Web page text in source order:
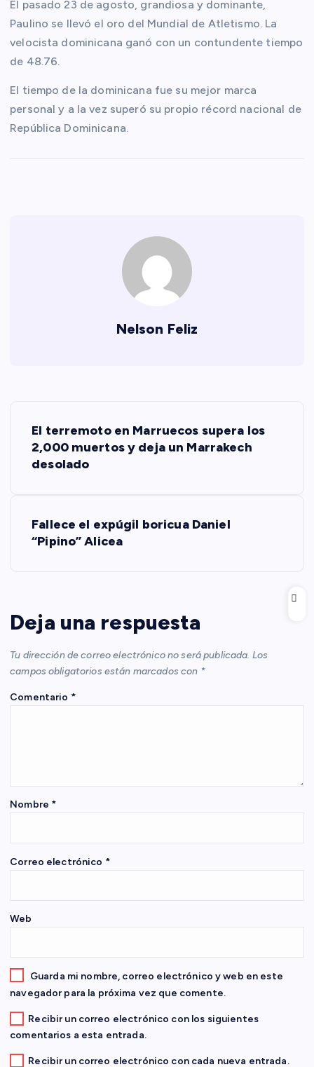
El pasado 23 de agosto, grandiosa y dominante,
Paulino se llevó el oro del Mundial de Atletismo. La
velocista dominicana ganó con un contundente tiempo
de 48.76.
El tiempo de la dominicana fue su mejor marca
personal y a la vez superó su propio récord nacional de
República Dominicana.
Nelson Feliz
c
i
ó
e
n
r
a
d
a
El terremoto en Marruecos supera los
2,000 muertos y deja un Marrakech
desolado
Fallece el expúgil boricua Daniel
“Pipino” Alicea
Deja una respuesta
Tu dirección de correo electrónico no será publicada. Los
campos obligatorios están marcados con *
Comentario *
Nombre *
Correo electrónico *
Web
Guarda mi nombre, correo electrónico y web en este
navegador para la próxima vez que comente.
Recibir un correo electrónico con los siguientes
comentarios a esta entrada.
Recibir un correo electrónico con cada nueva entrada.